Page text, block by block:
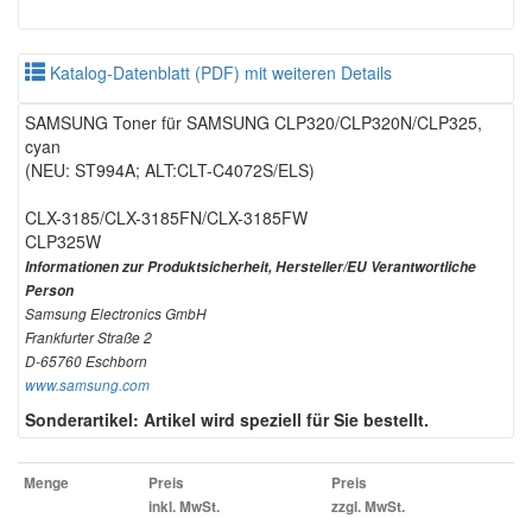
Katalog-Datenblatt (PDF) mit weiteren Details
SAMSUNG Toner für SAMSUNG CLP320/CLP320N/CLP325,
cyan
(NEU: ST994A; ALT:CLT-C4072S/ELS)
CLX-3185/CLX-3185FN/CLX-3185FW
CLP325W
Informationen zur Produktsicherheit, Hersteller/EU Verantwortliche
Person
Samsung Electronics GmbH
Frankfurter Straße 2
D-65760 Eschborn
www.samsung.com
Sonderartikel: Artikel wird speziell für Sie bestellt.
Menge
Preis
inkl. MwSt.
Preis
zzgl. MwSt.